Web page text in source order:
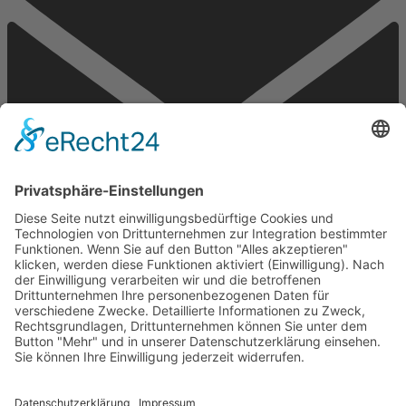
Email
Kontakt
Impressum
Datenschutzhinweise